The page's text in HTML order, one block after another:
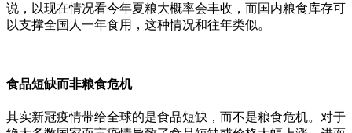
说，以现在情况看今年夏粮大概率会丰收，而国内粮食库存可
以支撑全国人一年食用，这种情况和往年类似。
食品短缺而非粮食危机
其实新冠疫情带给全球的是食品短缺，而不是粮食危机。对于